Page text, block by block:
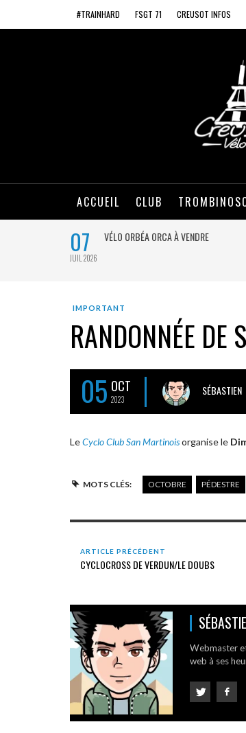
#TRAINHARD FSGT 71 CREUSOT INFOS
ACCUEIL CLUB
07
JUIL 2026
VÉLO ORBÉA ORCA À VENDRE
IMPORTANT
RANDONNÉE DE
05 OCT
2023
SÉBASTIEN
LeCyclo Club San Martinoisorganise le
MOTS CLÉS: OCTOBRE PÉDESTRE
ARTICLE PRÉCÉDENT
CYCLOCROSS DE VERDUN/LE DOUBS
Webmaster
web à ses